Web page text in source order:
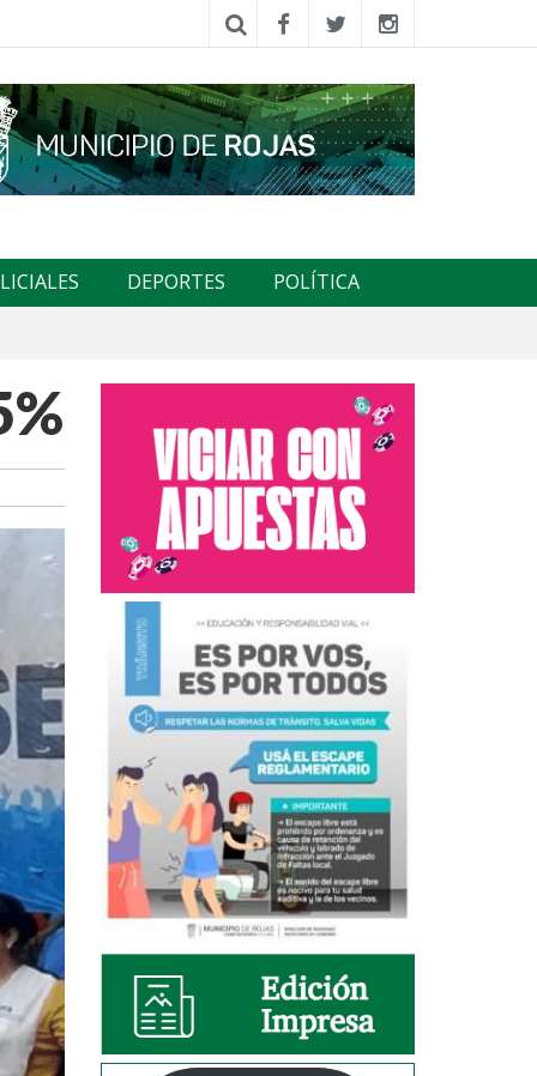
DEPORTES POLÍTICA